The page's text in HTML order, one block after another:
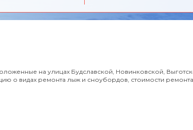
на улицах Будславской, Новинковской,
о видах ремонта лыж и сноубордов, стоимости